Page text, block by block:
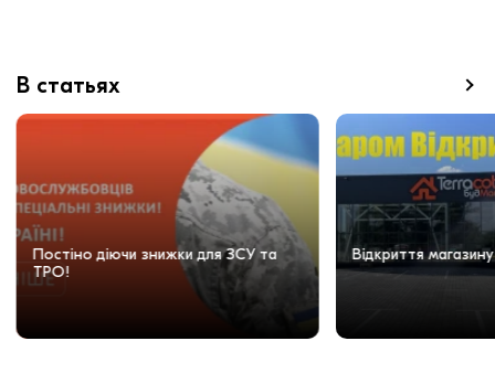
В статьях
Постіно діючи знижки для ЗСУ та
ТРО!
Відкриття магазину